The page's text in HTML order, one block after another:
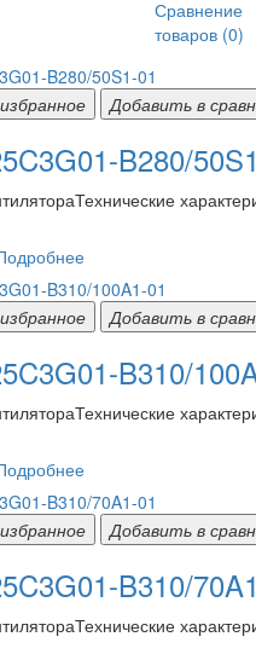
Сравнение
товаров (0)
Добавить в
B280/
Добавить в
B310/
Добавить в
B310/